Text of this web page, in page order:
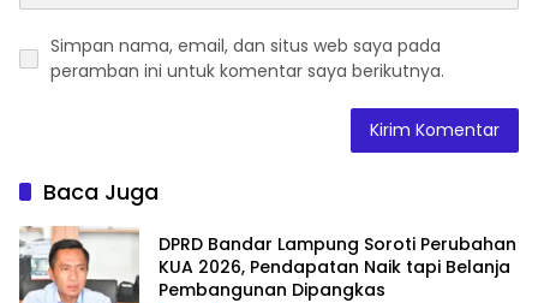
Simpan nama, email, dan situs web saya pada
peramban ini untuk komentar saya berikutnya.
Baca Juga
DPRD Bandar Lampung Soroti Perubahan
KUA 2026, Pendapatan Naik tapi Belanja
Pembangunan Dipangkas